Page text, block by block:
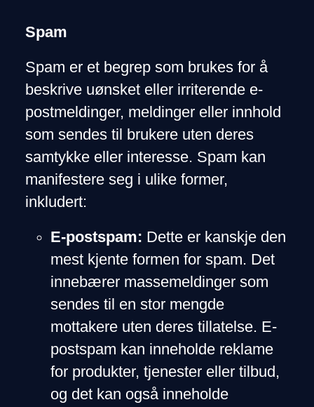
Spam
Spam er et begrep som brukes for å
beskrive uønsket eller irriterende e-
postmeldinger, meldinger eller innhold
som sendes til brukere uten deres
samtykke eller interesse. Spam kan
manifestere seg i ulike former,
inkludert:
E-postspam: Dette er kanskje den
mest kjente formen for spam. Det
innebærer massemeldinger som
sendes til en stor mengde
mottakere uten deres tillatelse. E-
postspam kan inneholde reklame
for produkter, tjenester eller tilbud,
og det kan også inneholde